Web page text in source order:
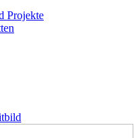
Projekte